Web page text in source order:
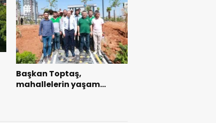
Başkan Toptaş,
mahallelerin yaşam